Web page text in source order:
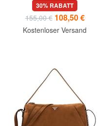
30% RABATT
155,00 € 108,50 €
Kostenloser Versand